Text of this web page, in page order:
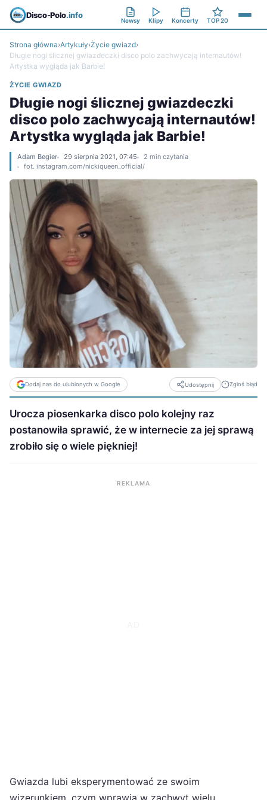
Disco-Polo.info
Newsy Klipy Koncerty TOP 20
Strona główna›Artykuły›Życie gwiazd›
Długie nogi ślicznej gwiazdeczki disco polo zachwycają internautów!
Artystka wygląda jak Barbie!
ŻYCIE GWIAZD
Długie nogi ślicznej gwiazdeczki
disco polo zachwycają internautów!
Artystka wygląda jak Barbie!
Adam Begier 29 sierpnia 2021, 07:45
2 min czytania
fot. instagram.com/nickiqueen_official/
Dodaj nas do ulubionych w Google Udostępnij Zgłoś błąd
Urocza piosenkarka disco polo kolejny raz
postanowiła sprawić, że w internecie za jej sprawą
zrobiło się o wiele piękniej!
REKLAMA
Gwiazda lubi eksperymentować ze swoim